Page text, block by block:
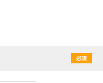
必須